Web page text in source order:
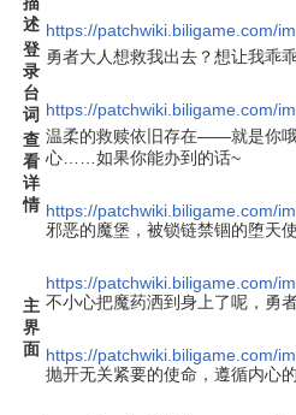
述 https://patchwiki.biligame.com/
登
录
台
词
勇者大人想救我出去？想让我
https://patchwiki.biligame.com/
查
看
详
情
温柔的救赎依旧存在——就是你
心……如果你能办到的话~
https://patchwiki.biligame.com/
主
界
面
邪恶的魔堡，被锁链禁锢的堕
https://patchwiki.biligame.com/
不小心把魔药洒到身上了呢，勇
https://patchwiki.biligame.com/
抛开无关紧要的使命，遵循内